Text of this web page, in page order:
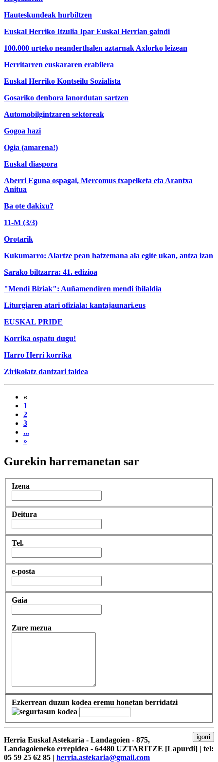
Hauteskundeak hurbiltzen
Euskal Herriko Itzulia Ipar Euskal Herrian gaindi
100.000 urteko neanderthalen aztarnak Axlorko leizean
Herritarren euskararen erabilera
Euskal Herriko Kontseilu Sozialista
Gosariko denbora lanordutan sartzen
Automobilgintzaren sektoreak
Gogoa hazi
Ogia (amarena!)
Euskal diaspora
Aberri Eguna ospagai, Mercomus txapelketa eta Arantxa
Anitua
Ba ote dakixu?
11-M (3/3)
Orotarik
Kukumarro: Alartze pean hatzemana ala egite ukan, antza izan
Sarako biltzarra: 41. edizioa
"Mendi Biziak": Auñamendiren mendi ibilaldia
Liturgiaren atari ofiziala: kantajaunari.eus
EUSKAL PRIDE
Korrika ospatu dugu!
Harro Herri korrika
Zirikolatz dantzari taldea
«
1
2
3
...
»
Gurekin harremanetan sar
Izena
Deitura
Tel.
e-posta
Gaia
Zure mezua
Ezkerrean duzun kodea eremu honetan berridatzi
igorri
Herria Euskal Astekaria - Landagoien - 875,
Landagoieneko errepidea - 64480 UZTARITZE [Lapurdi] | tel:
05 59 25 62 85 | herria.astekaria@gmail.com